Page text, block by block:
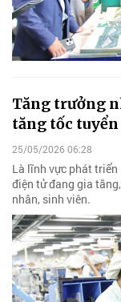
Tăng trưởng
tăng tốc
25/05/2026 06:28
Là lĩnh vực phát triển
điện tử đang gia
nhân, sinh viên.